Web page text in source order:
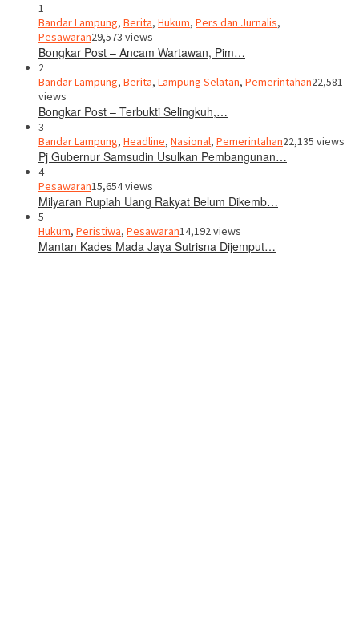
1
Bandar Lampung, Berita, Hukum, Pers dan Jurnalis,
Pesawaran29,573 views
Bongkar Post – Ancam Wartawan, Pim…
2
Bandar Lampung, Berita, Lampung Selatan, Pemerintahan22,581
views
Bongkar Post – Terbukti Selingkuh,…
3
Bandar Lampung, Headline, Nasional, Pemerintahan22,135 views
Pj Gubernur Samsudin Usulkan Pembangunan…
4
Pesawaran15,654 views
Milyaran Rupiah Uang Rakyat Belum Dikemb…
5
Hukum, Peristiwa, Pesawaran14,192 views
Mantan Kades Mada Jaya Sutrisna Dijemput…